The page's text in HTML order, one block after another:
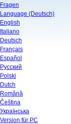
Fragen
Language (Deutsch)
English
Italiano
Deutsch
Français
Español
Русский
Polski
Dutch
Română
Čeština
Українська
Version für PC